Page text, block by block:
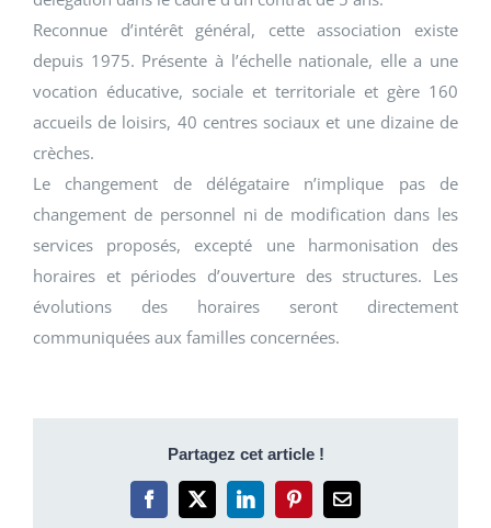
Reconnue d’intérêt général, cette association existe
depuis 1975. Présente à l’échelle nationale, elle a une
vocation éducative, sociale et territoriale et gère 160
accueils de loisirs, 40 centres sociaux et une dizaine de
crèches.
Le changement de délégataire n’implique pas de
changement de personnel ni de modification dans les
services proposés, excepté une harmonisation des
horaires et périodes d’ouverture des structures. Les
évolutions des horaires seront directement
communiquées aux familles concernées.
Partagez cet article !
Facebook
X LinkedInPinterestEmail